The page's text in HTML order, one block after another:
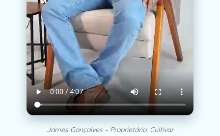
James Gonçalves – Proprietário, Cultivar